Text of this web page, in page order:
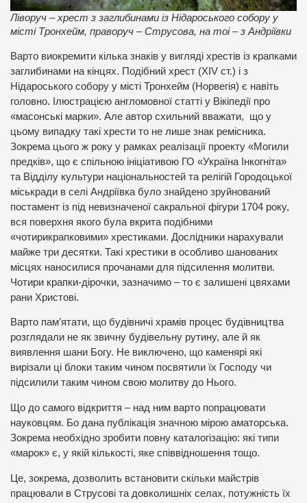
Ліворуч – хрест з заглибинами із Нідароського собору у
місті Тронхейм, праворуч – Струсова, на тоі – з Андріївки
Варто виокремити кілька знаків у вигляді хрестів із крапками
заглибинами на кінцях. Подібний хрест (XIV ст.) і з
Нідароського собору у місті Тронхейм (Норвегія) є навіть
головно. Ілюстрацією англомовної статті у Вікіпедії про
«масонські марки». Але автор схильний вважати, що у
цьому випадку такі хрести то не лише знак ремісника.
Зокрема цього ж року у рамках реалізації проекту «Могили
предків», що є спільною ініціативою ГО «Україна Інкогніта»
та Відділу культури національностей та релігій Городоцької
міськради в селі Андріївка було знайдено зруйнований
постамент із під невизначеної сакральної фігури 1704 року,
вся поверхня якого була вкрита подібними
«чотирикрапковими» хрестиками. Дослідники нарахували
майже три десятки. Такі хрестики в особливо шанованих
місцях наносилися прочанами для підсилення молитви.
Чотири крапки-дірочки, зазначимо – то є залишені цвяхами
рани Христові.
Варто пам’ятати, що будівничі храмів процес будівництва
розглядали не як звичну будівельну рутину, але й як
виявлення шани Богу. Не виключено, що каменярі які
вирізали ці блоки таким чином посвятили їх Господу чи
підсилили таким чином свою молитву до Нього.
Що до самого відкриття – над ним варто попрацювати
науковцям. Бо дана публікація значною мірою аматорська.
Зокрема необхідно зробити повну каталогізацію: які типи
«марок» є, у якій кількості, яке співвідношення тощо.
Це, зокрема, дозволить встановити скільки майстрів
працювали в Струсові та довколишніх селах, потужність їх